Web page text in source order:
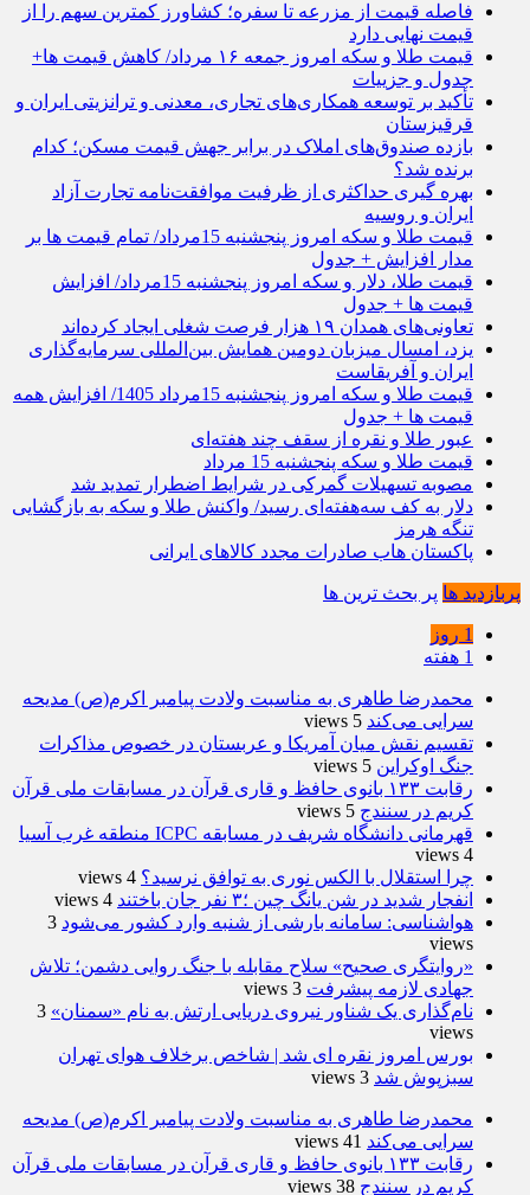
فاصله قیمت از مزرعه تا سفره؛ کشاورز کمترین سهم را از
قیمت نهایی دارد
قیمت طلا و سکه امروز جمعه ۱۶ مرداد/ کاهش قیمت ها+
جدول و جزییات
تأکید بر توسعه همکاری‌های تجاری، معدنی و ترانزیتی ایران و
قرقیزستان
بازده صندوق‌های املاک در برابر جهش قیمت مسکن؛ کدام
برنده شد؟
بهره گیری حداکثری از ظرفیت موافقت‌نامه تجارت آزاد
ایران و روسیه
قیمت طلا و سکه امروز پنجشنبه 15مرداد/ تمام قیمت ها بر
مدار افزایش + جدول
قیمت طلا، دلار و سکه امروز پنجشنبه 15مرداد/ افزایش
قیمت ها + جدول
تعاونی‌های همدان ۱۹ هزار فرصت شغلی ایجاد کرده‌اند
یزد، امسال میزبان دومین همایش بین‌المللی سرمایه‌گذاری
ایران و آفریقاست
قیمت طلا و سکه امروز پنجشنبه 15مرداد 1405/ افزایش همه
قیمت ها + جدول
عبور طلا و نقره از سقف چند هفته‌ای
قیمت طلا و سکه پنجشنبه 15 مرداد
مصوبه تسهیلات گمرکی در شرایط اضطرار تمدید شد
دلار به کف سه‌هفته‌ای رسید/ واکنش طلا و سکه به بازگشایی
تنگه هرمز
پاکستان هاب صادرات مجدد کالاهای ایرانی
پربازدید ها پر بحث ترین ها
1 روز
1 هفته
محمدرضا طاهری به مناسبت ولادت پیامبر اکرم(ص) مدیحه
سرایی می‌کند 5 views
تقسیم نقش میان آمریکا و عربستان در خصوص مذاکرات
جنگ اوکراین 5 views
رقابت ۱۳۳ بانوی حافظ و قاری قرآن در مسابقات ملی قرآن
کریم در سنندج 5 views
قهرمانی دانشگاه شریف در مسابقه ICPC منطقه غرب آسیا
4 views
چرا استقلال با الکس نوری به توافق نرسید؟ 4 views
انفجار شدید در شن یانگ چین ؛۳ نفر جان باختند
4 views
هواشناسی: سامانه بارشی از شنبه وارد کشور می‌شود 3
views
«روایتگری صحیح» سلاح مقابله با جنگ روایی دشمن؛ تلاش
جهادی لازمه پیشرفت 3 views
نام‌گذاری یک شناور نیروی دریایی ارتش به نام «سمنان» 3
views
بورس امروز نقره ای شد | شاخص برخلاف هوای تهران
سبزپوش شد 3 views
محمدرضا طاهری به مناسبت ولادت پیامبر اکرم(ص) مدیحه
سرایی می‌کند 41 views
رقابت ۱۳۳ بانوی حافظ و قاری قرآن در مسابقات ملی قرآن
کریم در سنندج 38 views